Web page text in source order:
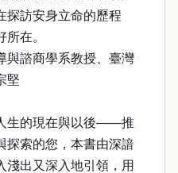
探訪安身立命的歷程
在。
諮商學系教授、臺灣
堅
生的現在與以後——推
探索的您，本書由深諳
淺出又深入地引領，用